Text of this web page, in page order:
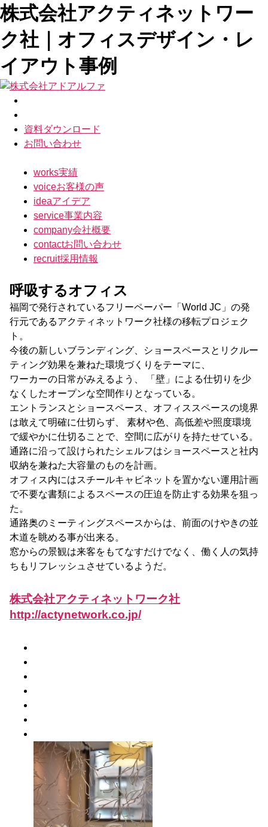
株式会社アクティネットワー
ク社｜オフィスデザイン・レ
イアウト事例
資料ダウンロード
お問い合わせ
works実績
voiceお客様の声
ideaアイデア
service事業内容
company会社概要
contactお問い合わせ
recruit採用情報
呼吸するオフィス
福岡で発行されているフリーペーパー「World JC」の発
行元であるアクティネットワーク社様の移転プロジェク
ト。
今後の新しいブランディング、ショースペースとリクルー
ティング効果を兼ねた環境づくりをテーマに、
ワーカーの日常がみえるよう、 「壁」による仕切りを少
なくしたオープンな空間作りとなっている。
エントランスとショースペース、オフィススペースの境界
は敢えて明確に仕切らず、 素材や色、高低差や照度環境
で緩やかに仕切ることで、空間に広がりを持たせている。
通路に沿って設けられたシェルフはショースペースと社内
収納を兼ねた大容量のものを計画。
オフィス内にはスチールキャビネットを置かない運用計画
で不要な書類によるスペースの圧迫を防止する効果を狙っ
た。
通路奥のミーティングスペースからは、前面のけやきの並
木道を眺める事が出来る。
窓からの景観は来客をもてなすだけでなく、働く人の気持
ちもリフレッシュさせているようだ。
株式会社アクティネットワーク社
http://actynetwork.co.jp/